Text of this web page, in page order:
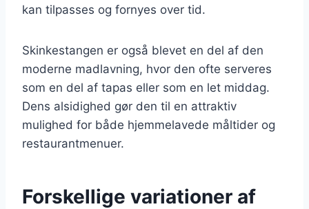
kan tilpasses og fornyes over tid.
Skinkestangen er også blevet en del af den
moderne madlavning, hvor den ofte serveres
som en del af tapas eller som en let middag.
Dens alsidighed gør den til en attraktiv
mulighed for både hjemmelavede måltider og
restaurantmenuer.
Forskellige variationer af